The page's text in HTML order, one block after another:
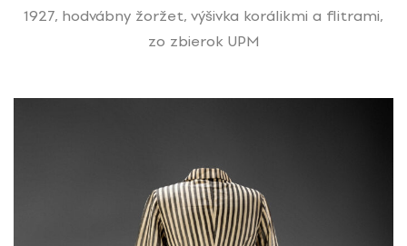
1927, hodvábny žoržet, výšivka korálikmi a flitrami,
zo zbierok UPM